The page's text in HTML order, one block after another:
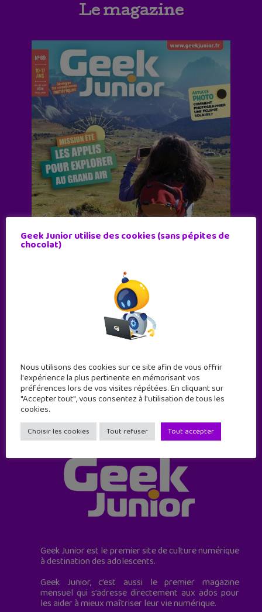
Le magazine
Abonne-toi !
JE M'ABONNE !
Geek Junior est le premier site de culture numérique
à destination des adolescents.
Geek Junior, c’est aussi le premier magazine
mensuel qui s’adresse directement aux ados pour
les aider à mieux maîtriser leur vie numérique.
Geek Junior utilise des cookies (sans pépites de
chocolat)
Nous utilisons des cookies sur ce site afin de vous offrir
l'expérience la plus pertinente en mémorisant vos
préférences lors de vos visites répétées. En cliquant sur
"Accepter tout", vous consentez à l'utilisation de tous les
cookies.
Choisir les cookies Tout refuser Tout accepter